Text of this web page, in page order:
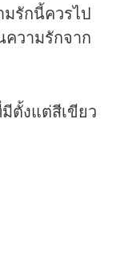
รักนี้ควรไป
วามรักจาก
ตั้งแต่สีเขียว